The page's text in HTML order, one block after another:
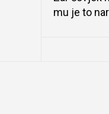
mu je to